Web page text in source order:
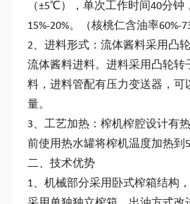
（±5℃），单次工作时间40分钟
15%-20%。（核桃仁含油率60%-
2、进料形式：流体酱料采用凸
流体酱料进料。进料采用凸轮转
料，进料管配有压力变送器，可
量。
3、工艺加热：榨机榨腔设计有
前使用热水罐将榨机温度加热到
二、技术优势
1、机械部分采用卧式榨箱结构